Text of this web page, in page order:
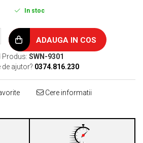
In stoc
ADAUGA IN COS
Produs: SWN-9301
de ajutor? 0374.816.230
Cere informatii